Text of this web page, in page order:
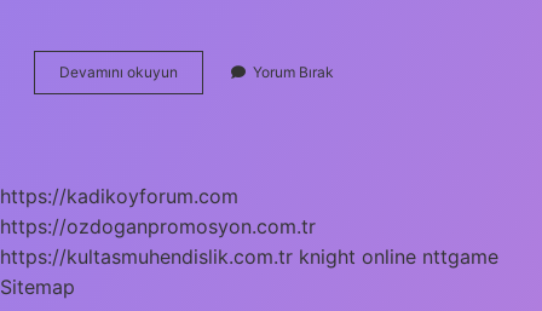
Devamını okuyun
Etmek
Yorum Bırak
https://kadikoyforum.com
https://ozdoganpromosyon.com.tr
https://kultasmuhendislik.com.tr knight online nttgame
Sitemap